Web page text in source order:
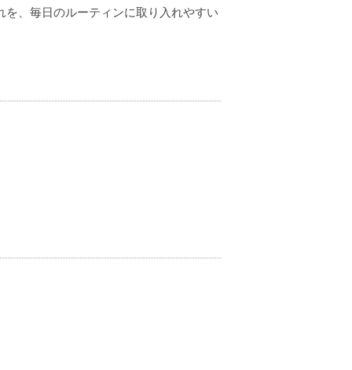
、毎日のルーティンに取り入れやすい